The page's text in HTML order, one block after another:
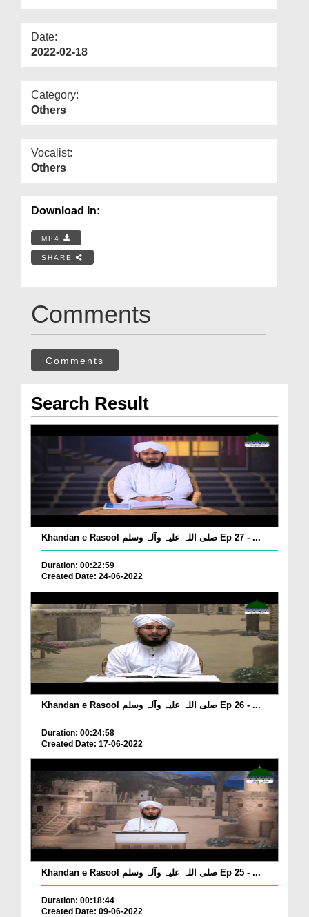
Date:
2022-02-18
Category:
Others
Vocalist:
Others
Download In:
MP4
SHARE
Comments
Comments
Search Result
Khandan e Rasool صلی اللہ علیہ وآلہ وسلم Ep 27 - ...
Duration: 00:22:59
Created Date: 24-06-2022
Khandan e Rasool صلی اللہ علیہ وآلہ وسلم Ep 26 - ...
Duration: 00:24:58
Created Date: 17-06-2022
Khandan e Rasool صلی اللہ علیہ وآلہ وسلم Ep 25 - ...
Duration: 00:18:44
Created Date: 09-06-2022